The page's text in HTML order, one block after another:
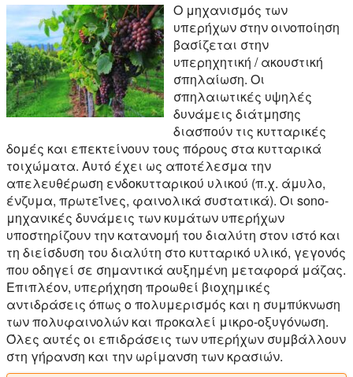
Ο μηχανισμός των
υπερήχων στην οινοποίηση
βασίζεται στην
υπερηχητική / ακουστική
σπηλαίωση. Οι
σπηλαιωτικές υψηλές
δυνάμεις διάτμησης
διασπούν τις κυτταρικές
δομές και επεκτείνουν τους πόρους στα κυτταρικά
τοιχώματα. Αυτό έχει ως αποτέλεσμα την
απελευθέρωση ενδοκυτταρικού υλικού (π.χ. άμυλο,
ένζυμα, πρωτεΐνες, φαινολικά συστατικά). Οι sono-
μηχανικές δυνάμεις των κυμάτων υπερήχων
υποστηρίζουν την κατανομή του διαλύτη στον ιστό και
τη διείσδυση του διαλύτη στο κυτταρικό υλικό, γεγονός
που οδηγεί σε σημαντικά αυξημένη μεταφορά μάζας.
Επιπλέον, υπερήχηση προωθεί βιοχημικές
αντιδράσεις όπως ο πολυμερισμός και η συμπύκνωση
των πολυφαινολών και προκαλεί μικρο-οξυγόνωση.
Όλες αυτές οι επιδράσεις των υπερήχων συμβάλλουν
στη γήρανση και την ωρίμανση των κρασιών.